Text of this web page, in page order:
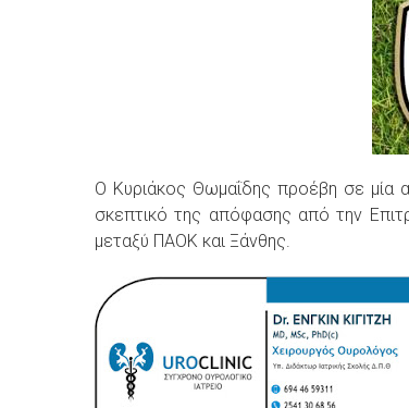
Ο Κυριάκος Θωμαΐδης προέβη σε
σκεπτικό της απόφασης από την
μεταξύ ΠΑΟΚ και Ξάνθης.